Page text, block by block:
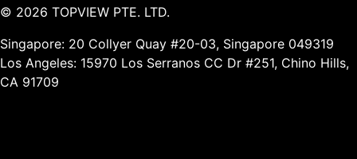
© 2026 TOPVIEW PTE. LTD.
Singapore: 20 Collyer Quay #20-03, Singapore 049319
Los Angeles: 15970 Los Serranos CC Dr #251, Chino Hills,
CA 91709